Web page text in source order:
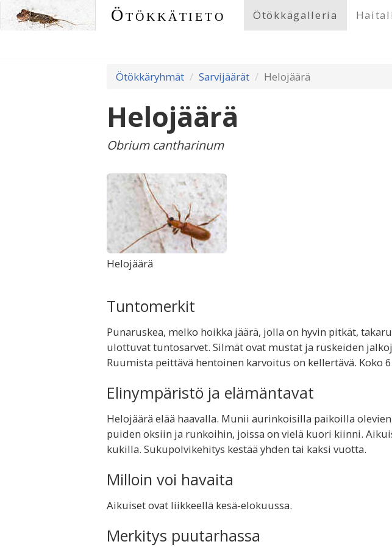
Ötökkätieto Ötökkägalleria
Ötökkäryhmät Sarvijäärät Helojäärä
Helojäärä
Obrium cantharinum
Helojäärä
Tuntomerkit
Punaruskea, melko hoikka jäärä, jolla on hyvin pitkät,
ulottuvat tuntosarvet. Silmät ovat mustat ja ruskeiden
Ruumista peittävä hentoinen karvoitus on kellertävä. Koko
Elinympäristö ja elämäntavat
Helojäärä elää haavalla. Munii aurinkoisilla paikoilla
puiden oksiin ja runkoihin, joissa on vielä kuori kiinni.
kukilla. Sukupolvikehitys kestää yhden tai kaksi vuotta.
Milloin voi havaita
Aikuiset ovat liikkeellä kesä-elokuussa.
Merkitys puutarhassa